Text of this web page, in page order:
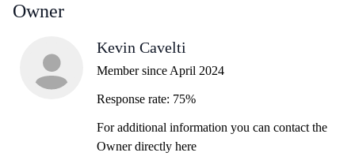
Owner
Kevin Cavelti
Member since April 2024
Response rate: 75%
For additional information you can contact the
Owner directly here